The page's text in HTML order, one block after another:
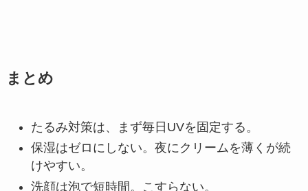
まとめ
たるみ対策は、まず毎日UVを固定する。
保湿はゼロにしない。夜にクリームを薄くが続
けやすい。
洗顔は泡で短時間。こすらない。